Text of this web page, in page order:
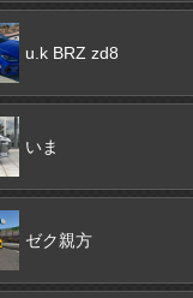
u.k BRZ zd8
いま
ゼク親方